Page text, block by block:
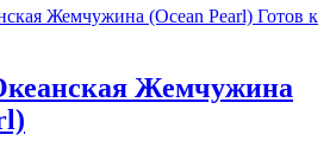
Готов к
Жемчужина